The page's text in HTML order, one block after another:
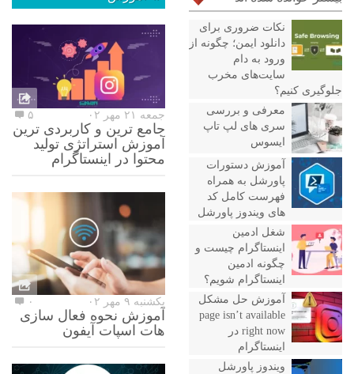
نکات ضروری برای
دانلود ایمن؛ چگونه از
ورود به دام
سایت‌های مخرب
جلوگیری کنیم؟
معرفی و بررسی
سری های لپ تاپ
ایسوس
آموزش دستورات
پاورشل به همراه
فهرست کامل کد
های ویندوز پاورشل
شغل ادمین
اینستاگرام چیست و
چگونه ادمین
اینستاگرام شویم؟
آموزش حل مشکل
page isn’t available
right now در
اینستاگرام
ویندوز پاورشل
جمعه ۲۱ مهر ۰۲ ۵
جامع ترین و کاربردی ترین
آموزش استراتژی تولید
محتوا در اینستاگرام
یکشنبه ۹ مهر ۰۲ ۰
آموزش نحوه فعال سازی
هات اسپات آیفون